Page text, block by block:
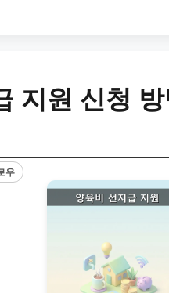
지원 신청
우